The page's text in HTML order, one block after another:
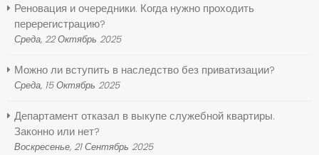
Реновация и очередники. Когда нужно проходить
перерегистрацию?
Среда, 22 Октябрь 2025
Можно ли вступить в наследство без приватизации?
Среда, 15 Октябрь 2025
Департамент отказал в выкупе служебной квартиры.
Законно или нет?
Воскресенье, 21 Сентябрь 2025